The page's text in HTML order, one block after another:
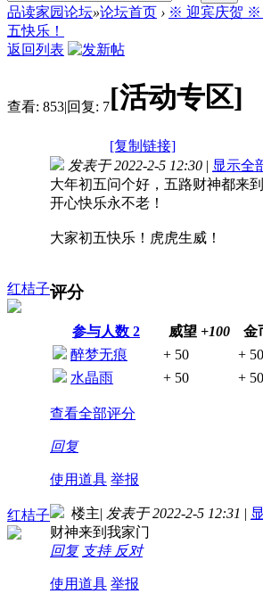
品读家园论坛»论坛首页 › ※ 迎宾庆贺 ※
五快乐！
返回列表
查看: 853|回复: 7[活动专区]
[复制链接]
红桔子
发表于 2022-2-5 12:30 | 显示全
大年初五问个好，五路财神都来
开心快乐永不老！
大家初五快乐！虎虎生威！
评分
参与人数 2 威望 +100 金
醉梦无痕
+ 50 + 50
水晶雨
+ 50 + 50
查看全部评分
回复
使用道具 举报
红桔子 楼主| 发表于 2022-2-5 12:31 |
财神来到我家门
回复 支持 反对
使用道具 举报